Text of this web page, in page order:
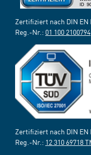
Zertifiziert nach DIN EN
Reg.-Nr.: 01 100 2100794
Zertifiziert nach DIN EN
Reg.-Nr.: 12 310 69718